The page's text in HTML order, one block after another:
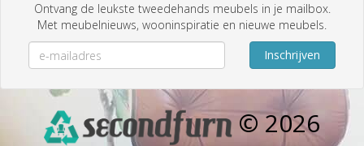
Ontvang de leukste tweedehands meubels in je mailbox.
Met meubelnieuws, wooninspiratie en nieuwe meubels.
Inschrijven
© 2026